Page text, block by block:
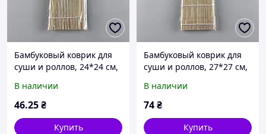
Бамбуковый коврик для
суши и роллов, 24*24 см,
приготовления и подачи
суши, роллов и азиатских
В наличии
46.25₴
Купить
Бамбуковый коврик для
суши и роллов, 27*27 см,
приготовления и подачи
суши, роллов и азиатских
В наличии
74₴
Купить